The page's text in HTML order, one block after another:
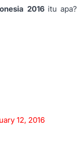
2016 itu apa?
12, 2016